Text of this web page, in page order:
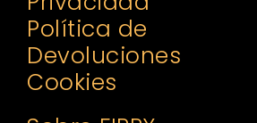
Política de
Devoluciones
Cookies